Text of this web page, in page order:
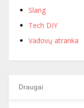
Slang
Tech DIY
Vadovų atranka
Draugai